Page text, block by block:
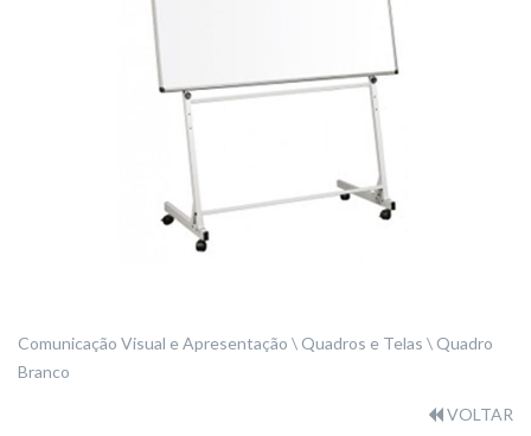
Comunicação Visual e Apresentação Quadros e Telas
Quadro
Branco
VOLTAR